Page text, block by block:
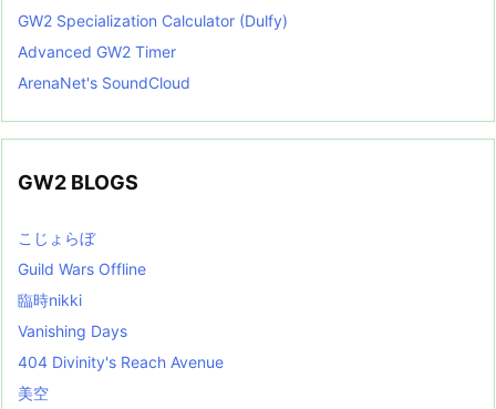
GW2 Specialization Calculator (Dulfy)
Advanced GW2 Timer
ArenaNet's SoundCloud
GW2 BLOGS
こじょらぼ
Guild Wars Offline
臨時nikki
Vanishing Days
404 Divinity's Reach Avenue
美空